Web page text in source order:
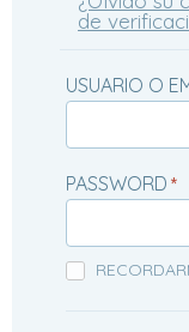
de
USUARIO O
PASSWORD *